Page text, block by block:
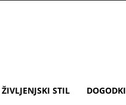
ŽIVLJENJSKI STIL DOGODKI